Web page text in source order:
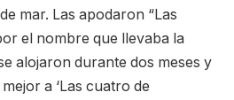
mar. Las apodaron “Las
el nombre que llevaba la
alojaron durante dos meses y
a ‘Las cuatro de